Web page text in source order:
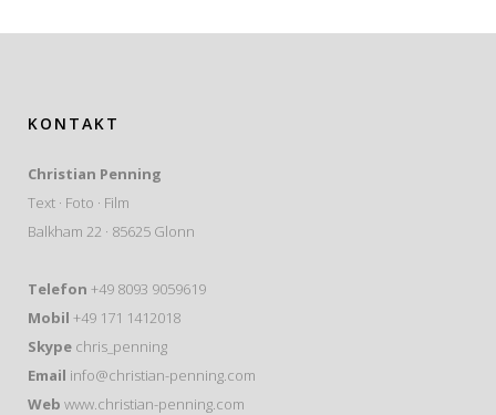
KONTAKT
Christian Penning
Text · Foto · Film
Balkham 22 · 85625 Glonn
Telefon +49 8093 9059619
Mobil +49 171 1412018
Skype chris_penning
Email info@christian-penning.com
Web www.christian-penning.com